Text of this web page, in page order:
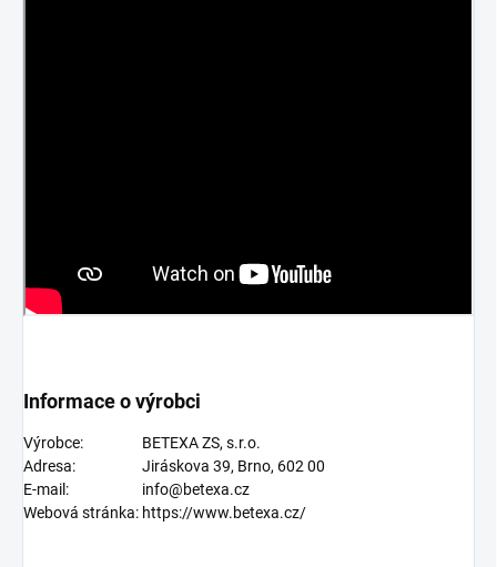
Informace o výrobci
Výrobce:
BETEXA ZS, s.r.o.
Adresa:
Jiráskova 39, Brno, 602 00
E-mail:
info@betexa.cz
Webová stránka: https://www.betexa.cz/